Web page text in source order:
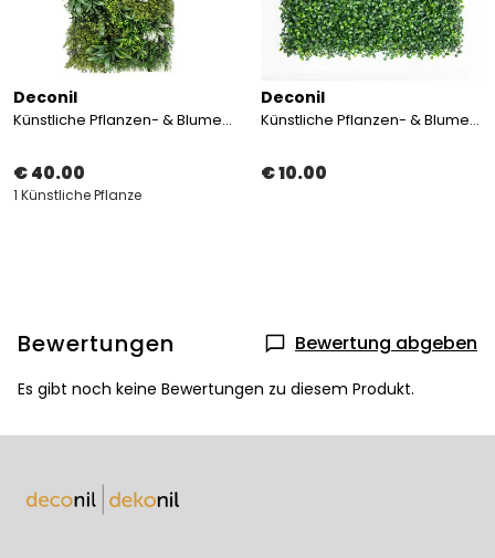
Deconil
Künstliche Pflanzen- & Blumen Vertikal Gartenpaneel 50×100 cm
€ 40.00
1 Künstliche Pflanze
Deconil
Künstliche Pflanzen- & Blumen Vertikal Gartenpaneel 50×50cm
€ 10.00
Bewertungen Bewertung abgeben
Es gibt noch keine Bewertungen zu diesem Produkt.